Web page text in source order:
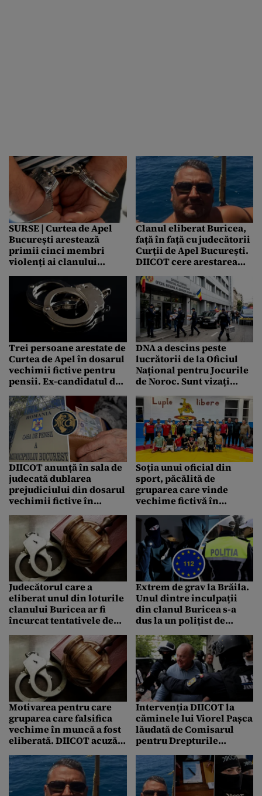
SURSE | Curtea de Apel
București arestează
primii cinci membri
violenți ai clanului
de la Tribunal. Decizia
este definitivă
Clanul eliberat Buricea,
față în față cu judecătorii
Curții de Apel București.
DIICOT cere arestarea
dintre ei a mers la casa
unui polițist
Trei persoane arestate de
Curtea de Apel în dosarul
vechimii fictive pentru
pensii. Ex-candidatul de
arestați de instanță
DNA a descins peste
lucrătorii de la Oficiul
Național pentru Jocurile
de Noroc. Sunt vizați
Ancheta ar fi anterioară
dosarului Odetei Nestor
DIICOT anunță în sala de
judecată dublarea
prejudiciului din dosarul
vechimii fictive în
lei ar fi paguba adusă
statului
Soția unui oficial din
sport, păcălită de
gruparea care vinde
vechime fictivă în
Pensii. Cine a dat-o pe
mâna anchetatorilor
Judecătorul care a
eliberat unul din loturile
clanului Buricea ar fi
încurcat tentativele de
libertate o persoană în
mod eronat, susțin
procurorii. Motivarea
instanței și contradicția
DIICOT, pe masa Curții de
Apel
Extrem de grav la Brăila.
Unul dintre inculpații
din clanul Buricea s-a
dus la un polițist de
acasă. Omul legii a apelat
112
Motivarea pentru care
gruparea care falsifica
vechime în muncă a fost
eliberată. DIICOT acuză
Intervenția DIICOT la
căminele lui Viorel Pașca
lăudată de Comisarul
pentru Drepturile
Europei